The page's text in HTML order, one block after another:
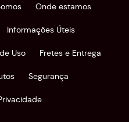
Onde estamos
Informações Úteis
Uso Fretes e Entrega
Segurança